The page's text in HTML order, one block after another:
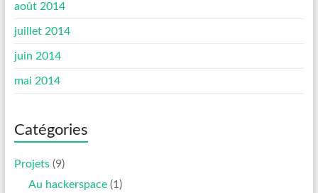
août 2014
juillet 2014
juin 2014
mai 2014
Catégories
Projets(9)
Au hackerspace(1)